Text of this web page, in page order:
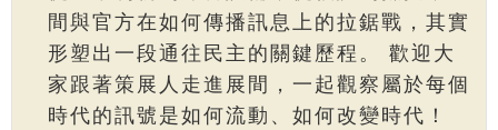
間與官方在如何傳播訊息上的拉鋸戰，其實
形塑出一段通往民主的關鍵歷程。 歡迎大
家跟著策展人走進展間，一起觀察屬於每個
時代的訊號是如何流動、如何改變時代！